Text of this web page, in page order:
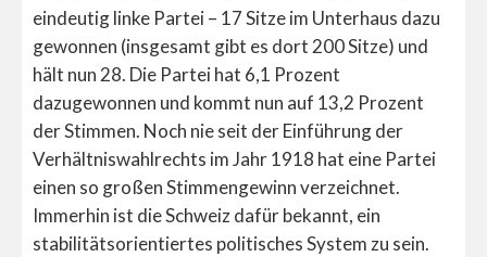
eindeutig linke Partei – 17 Sitze im Unterhaus dazu
gewonnen (insgesamt gibt es dort 200 Sitze) und
hält nun 28. Die Partei hat 6,1 Prozent
dazugewonnen und kommt nun auf 13,2 Prozent
der Stimmen. Noch nie seit der Einführung der
Verhältniswahlrechts im Jahr 1918 hat eine Partei
einen so großen Stimmengewinn verzeichnet.
Immerhin ist die Schweiz dafür bekannt, ein
stabilitätsorientiertes politisches System zu sein.